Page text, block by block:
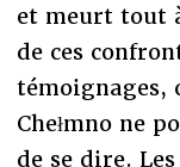
et meurt tout
de ces
témoignages,
Chełmno ne
de se dire.